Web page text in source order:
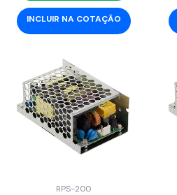
INCLUIR NA COTAÇÃO
RPS-200